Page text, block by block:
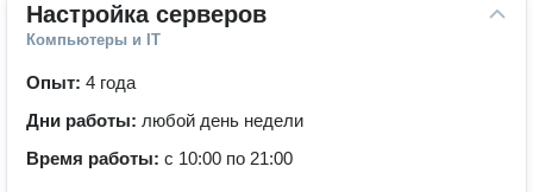
Настройка серверов
Компьютеры и IT
Опыт: 4 года
Дни работы: любой день недели
Время работы: с 10:00 по 21:00